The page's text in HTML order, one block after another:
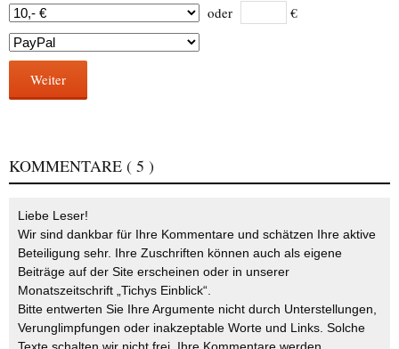
oder €
Weiter
KOMMENTARE ( 5 )
Liebe Leser!
Wir sind dankbar für Ihre Kommentare und schätzen Ihre aktive
Beteiligung sehr. Ihre Zuschriften können auch als eigene
Beiträge auf der Site erscheinen oder in unserer
Monatszeitschrift „Tichys Einblick“.
Bitte entwerten Sie Ihre Argumente nicht durch Unterstellungen,
Verunglimpfungen oder inakzeptable Worte und Links. Solche